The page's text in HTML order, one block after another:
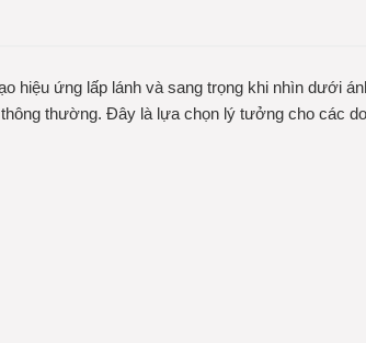
ứng lấp lánh và sang trọng khi nhìn dưới
thường. Đây là lựa chọn lý tưởng cho các